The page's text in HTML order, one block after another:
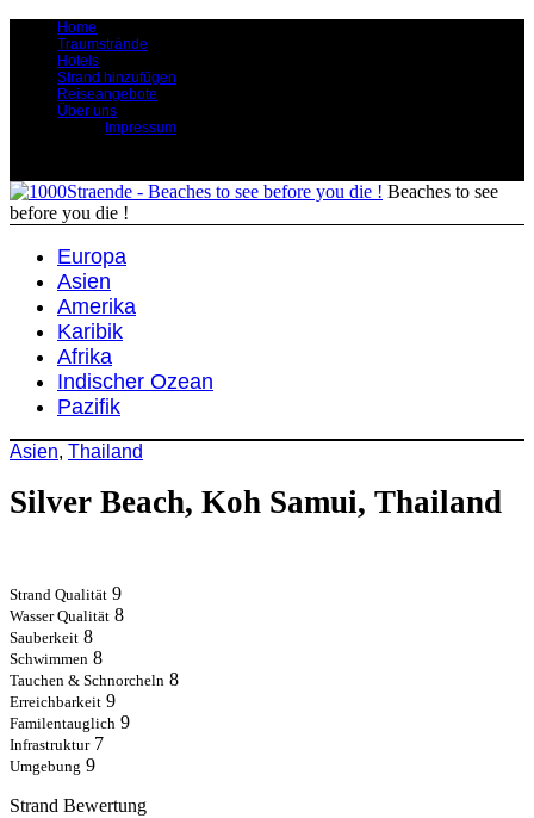
Home
Traumstrände
Hotels
Strand hinzufügen
Reiseangebote
Über uns
Impressum
Beaches to see
before you die !
Europa
Asien
Amerika
Karibik
Afrika
Indischer Ozean
Pazifik
Asien, Thailand
Silver Beach, Koh Samui, Thailand
Strand Qualität 9
Wasser Qualität 8
Sauberkeit 8
Schwimmen 8
Tauchen & Schnorcheln 8
Erreichbarkeit 9
Familentauglich 9
Infrastruktur 7
Umgebung 9
Strand Bewertung